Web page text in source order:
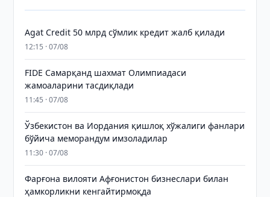
Agat Credit 50 млрд сўмлик кредит жалб қилади
12:15 · 07/08
FIDE Самарқанд шахмат Олимпиадаси
жамоаларини тасдиқлади
11:45 · 07/08
Ўзбекистон ва Иордания қишлоқ хўжалиги фанлари
бўйича меморандум имзоладилар
11:30 · 07/08
Фарғона вилояти Афғонистон бизнеслари билан
ҳамкорликни кенгайтирмоқда